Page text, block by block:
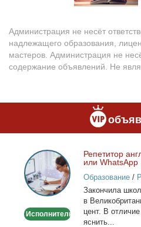
Администрация не несёт
надлежащего образования,
мастеров. Администрация не
содержание объявлений. Не
Репетитор
английского
Онлайн
по
или
Исполнитель
Ре­пе­ти­тор
или WhatsApp
Образование/
За­кон­чи­ла
в
цент. В
яс­нить...